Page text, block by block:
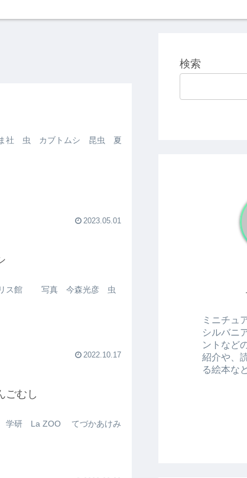
社 虫 カブトムシ 昆虫 夏
2023.05.01
リス館 写真 今森光彦 虫
2022.10.17
ごむし
学研 La ZOO てづかあけみ
検索
ミニチュ
シルバニ
ントなど
紹介や、
る絵本な